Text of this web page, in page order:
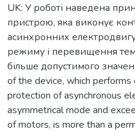
UK: У роботі наведена
пристрою, яка виконує
асинхронних
режиму і перевищення
більше допустимого
of the device, which performs
protection of asynchronous
asymmetrical mode and
of motors, is more than a